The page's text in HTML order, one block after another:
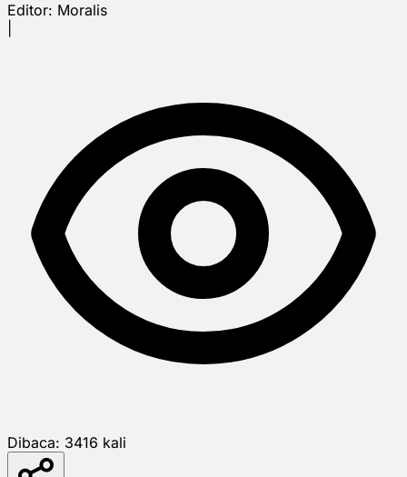
Editor: Moralis
Dibaca: 3416 kali